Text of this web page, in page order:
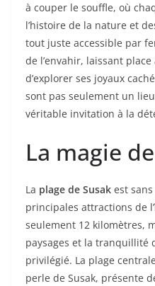
à couper le souffle, où
l’histoire de la nature et
tout juste accessible par
de l’envahir, laissant
d’explorer ses joyaux
sont pas seulement un
véritable invitation à la
La magie
La plage de Susak est sans
principales attractions de
seulement 12 kilomètres,
paysages et la tranquillité
privilégié. La plage
perle de Susak, présente